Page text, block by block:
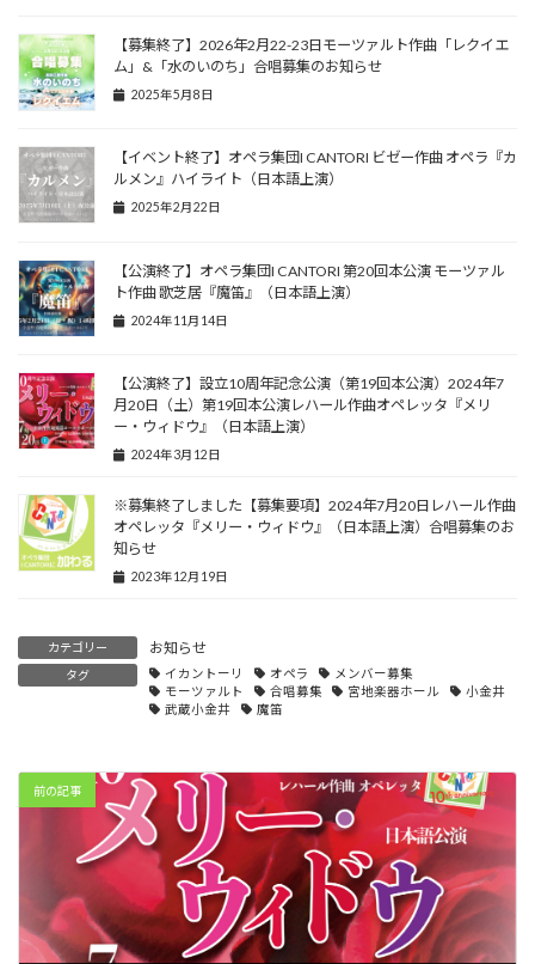
【募集終了】2026年2月22-23日モーツァルト作曲「レクイエ
ム」&「水のいのち」合唱募集のお知らせ
2025年5月8日
【イベント終了】オペラ集団I CANTORI ビゼー作曲 オペラ『カ
ルメン』ハイライト（日本語上演）
2025年2月22日
【公演終了】オペラ集団I CANTORI 第20回本公演 モーツァル
ト作曲 歌芝居『魔笛』（日本語上演）
2024年11月14日
【公演終了】設立10周年記念公演（第19回本公演）2024年7
月20日（土）第19回本公演レハール作曲オペレッタ『メリ
ー・ウィドウ』（日本語上演）
2024年3月12日
※募集終了しました【募集要項】2024年7月20日レハール作曲
オペレッタ『メリー・ウィドウ』（日本語上演）合唱募集のお
知らせ
2023年12月19日
カテゴリー お知らせ
タグ イカントーリ オペラ
メンバー募集
モーツァルト
合唱募集 宮地楽器ホール
小金井
武蔵小金井
魔笛
前の記事